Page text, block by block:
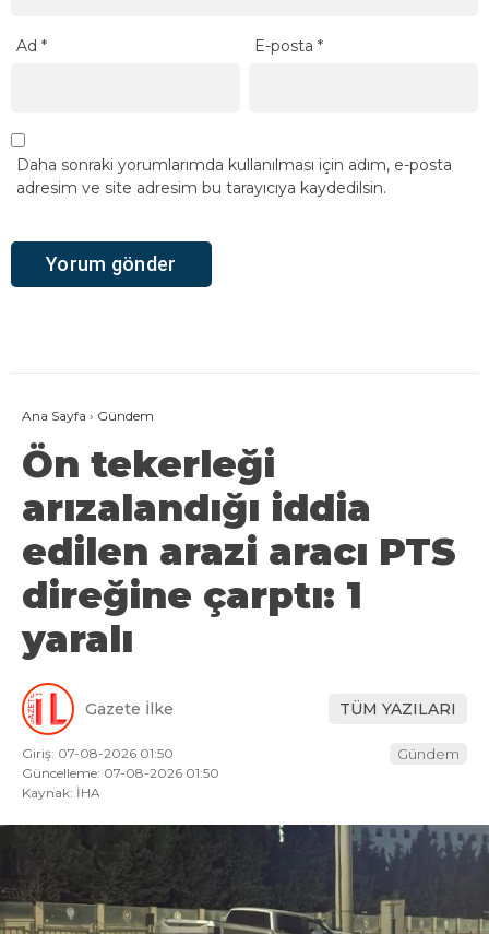
Ad * E-posta*
Daha sonraki yorumlarımda kullanılması için adım, e-posta
adresim ve site adresim bu tarayıcıya kaydedilsin.
Ana Sayfa › Gündem
Ön tekerleği
arızalandığı iddia
edilen arazi aracı PTS
direğine çarptı: 1
yaralı
Gazete İlke TÜM YAZILARI
Giriş: 07-08-2026 01:50
Güncelleme: 07-08-2026 01:50
Kaynak: İHA
Gündem